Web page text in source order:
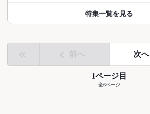
特集一覧を見る
前へ 次へ
1ページ目
全6ページ